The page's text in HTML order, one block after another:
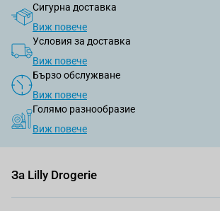
Сигурна доставка
Виж повече
Условия за доставка
Виж повече
Бързо обслужване
Виж повече
Голямо разнообразие
Виж повече
За Lilly Drogerie